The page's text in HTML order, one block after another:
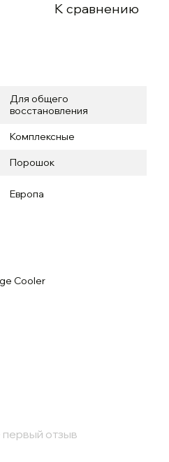
К сравнению
Для общего
восстановления
Комплексные
Порошок
Европа
Cooler
отзыв